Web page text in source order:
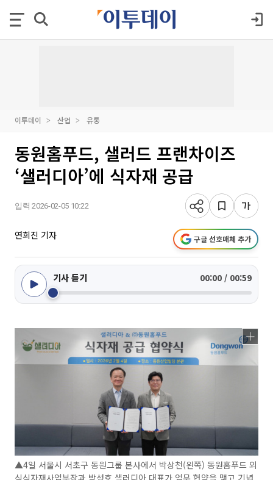
이투데이 산업 유통
동원홈푸드, 샐러드 프랜차이즈
‘샐러디아’에 식자재 공급
입력 2026-02-05 10:22
연희진 기자 구글 선호매체 추가
기사 듣기 00:00 / 00:59
▲4일 서울시 서초구 동원그룹 본사에서 박상천(왼쪽) 동원홈푸드 외
식식자재사업부장과 박성호 샐러디아 대표가 업무 협약을 맺고 기념